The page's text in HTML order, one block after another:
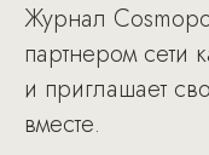
Журнал
партнером сети
и приглашает
вместе.